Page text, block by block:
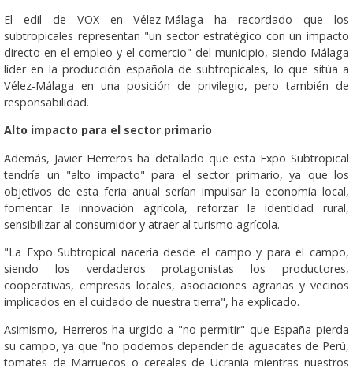
El edil de VOX en Vélez-Málaga ha recordado que los
subtropicales representan "un sector estratégico con un impacto
directo en el empleo y el comercio" del municipio, siendo Málaga
líder en la producción española de subtropicales, lo que sitúa a
Vélez-Málaga en una posición de privilegio, pero también de
responsabilidad.
Alto impacto para el sector primario
Además, Javier Herreros ha detallado que esta Expo Subtropical
tendría un "alto impacto" para el sector primario, ya que los
objetivos de esta feria anual serían impulsar la economía local,
fomentar la innovación agrícola, reforzar la identidad rural,
sensibilizar al consumidor y atraer al turismo agrícola.
"La Expo Subtropical nacería desde el campo y para el campo,
siendo los verdaderos protagonistas los productores,
cooperativas, empresas locales, asociaciones agrarias y vecinos
implicados en el cuidado de nuestra tierra", ha explicado.
Asimismo, Herreros ha urgido a "no permitir" que España pierda
su campo, ya que "no podemos depender de aguacates de Perú,
tomates de Marruecos o cereales de Ucrania mientras nuestros